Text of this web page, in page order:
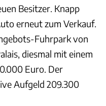
Besitzer. Knapp
erneut zum Verkauf.
Fuhrpark von
diesmal mit einem
Euro. Der
Aufgeld 209.300